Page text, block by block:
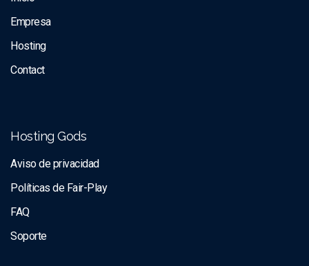
Empresa
Hosting
Contact
Hosting Gods
Aviso de privacidad
Políticas de Fair-Play
FAQ
Soporte